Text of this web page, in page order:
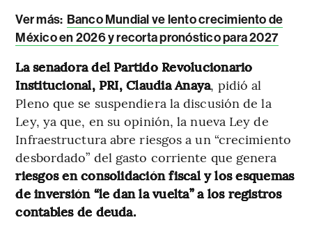
Ver más: Banco Mundial ve lento crecimiento de
México en 2026 y recorta pronóstico para 2027
La senadora del Partido Revolucionario
Institucional, PRI, Claudia Anaya, pidió al
Pleno que se suspendiera la discusión de la
Ley, ya que, en su opinión, la nueva Ley de
Infraestructura abre riesgos a un “crecimiento
desbordado” del gasto corriente que genera
riesgos en consolidación fiscal y los esquemas
de inversión “le dan la vuelta” a los registros
contables de deuda.